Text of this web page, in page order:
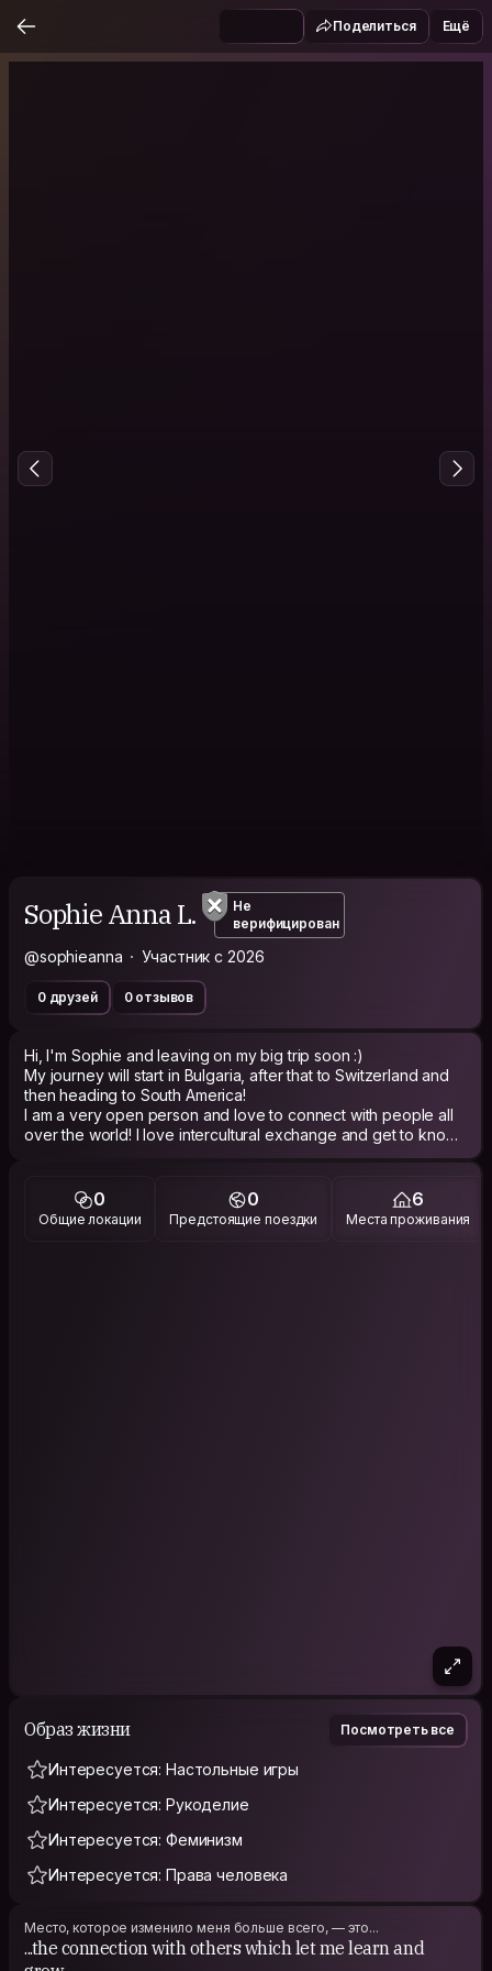
Поделиться Ещё
Sophie Anna L.
Не
верифицирован
@sophieanna Участник с 2026
0 друзей 0 отзывов
Hi, I'm Sophie and leaving on my big trip soon :)
My journey will start in Bulgaria, after that to Switzerland and
then heading to South America!
I am a very open person and love to connect with people all
over the world! I love intercultural exchange and get to know
all different kinds of people and their culture.
and to connect! 🤗
0
Общие локации
0
Предстоящие поездки
6
Места проживания
Образ жизни Посмотреть все
Интересуется: Настольные игры
Интересуется: Рукоделие
Интересуется: Феминизм
Интересуется: Права человека
Место, которое изменило меня больше всего, — это...
...the connection with others which let me learn and